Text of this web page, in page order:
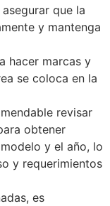
que la
y mantenga
hacer marcas y
se coloca en la
revisar
obtener
y el año, lo
y requerimientos
es